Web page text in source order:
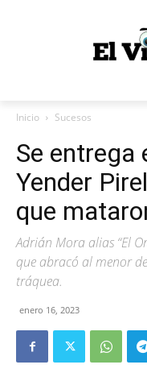
Inicio Sucesos
Se entrega
Yender
que
Adrián Mora alias “El
que abracó al menor
tráquea.
enero 16, 2023